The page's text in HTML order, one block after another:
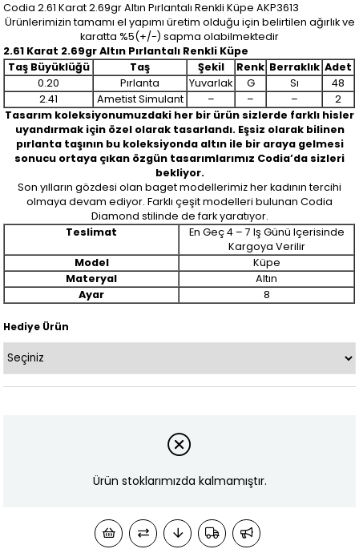
Codia 2.61 Karat 2.69gr Altın Pırlantalı Renkli Küpe AKP3613
Ürünlerimizin tamamı el yapımı üretim olduğu için belirtilen ağırlık ve
karatta %5(+/-) sapma olabilmektedir
2.61 Karat 2.69gr Altın Pırlantalı Renkli Küpe
Taş Büyüklüğü
Taş Şekil Renk Berraklık Adet
0.20
Pırlanta Yuvarlak G Sı
48
2.41
Ametist Simulant – – –
2
Tasarım koleksiyonumuzdaki her bir ürün sizlerde farklı hisler
uyandırmak için özel olarak tasarlandı. Eşsiz olarak bilinen
pırlanta taşının bu koleksiyonda altın ile bir araya gelmesi
sonucu ortaya çıkan özgün tasarımlarımız Codia’da sizleri
bekliyor.
Son yılların gözdesi olan baget modellerimiz her kadının tercihi
olmaya devam ediyor. Farklı çeşit modelleri bulunan Codia
Diamond stilinde de fark yaratıyor.
Teslimat
En Geç 4 – 7 Iş Günü Içerisinde
Kargoya Verilir
Model
Küpe
Materyal
Altın
Ayar
8
Hediye Ürün
Ürün stoklarımızda kalmamıştır.